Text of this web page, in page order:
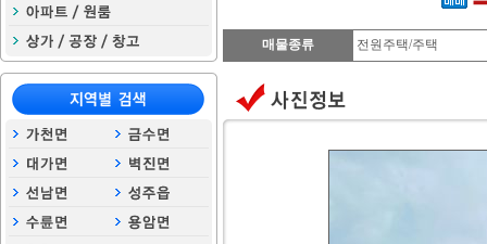
매물종류 전원주택/주택